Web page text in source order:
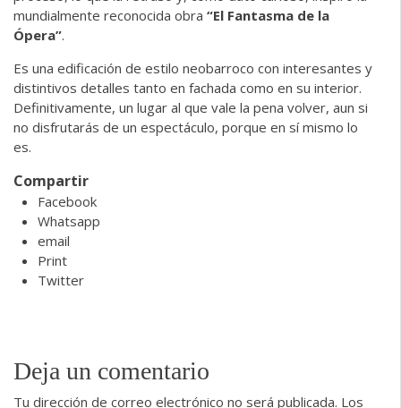
mundialmente reconocida obra “El Fantasma de la
Ópera”.
Es una edificación de estilo neobarroco con interesantes y
distintivos detalles tanto en fachada como en su interior.
Definitivamente, un lugar al que vale la pena volver, aun si
no disfrutarás de un espectáculo, porque en sí mismo lo
es.
Compartir
Facebook
Whatsapp
email
Print
Twitter
Deja un comentario
Tu dirección de correo electrónico no será publicada. Los